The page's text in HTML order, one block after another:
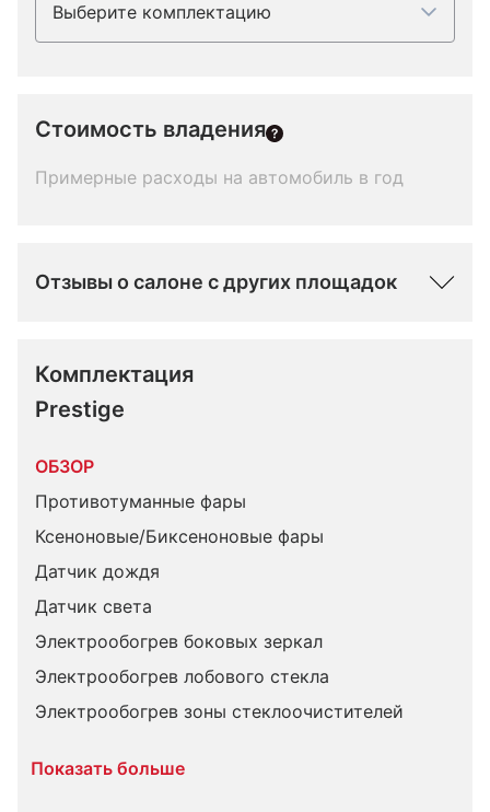
Выберите комплектацию
Стоимость владения
Примерные расходы на автомобиль в год
Отзывы о салоне с других площадок
Комплектация
Prestige
ОБЗОР
Противотуманные фары
Ксеноновые/Биксеноновые фары
Датчик дождя
Датчик света
Электрообогрев боковых зеркал
Электрообогрев лобового стекла
Электрообогрев зоны стеклоочистителей
Показать больше